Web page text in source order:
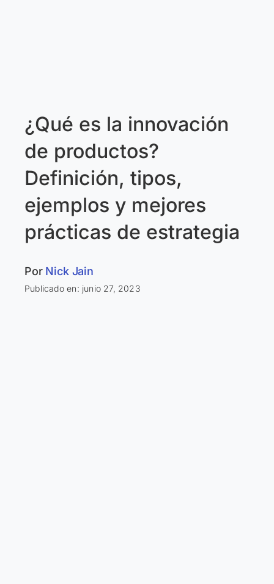
¿Qué es la innovación
de productos?
Definición, tipos,
ejemplos y mejores
prácticas de estrategia
Por Nick Jain
Publicado en: junio 27, 2023